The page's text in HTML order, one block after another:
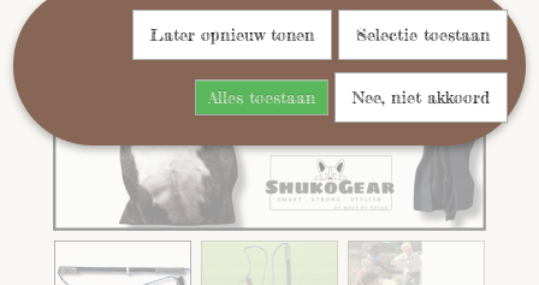
Later opnieuw tonen Selectie toestaan
Alles toestaan Nee, niet akkoord